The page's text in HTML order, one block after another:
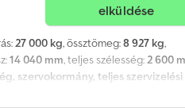
elküldése
27 000 kg, össztömeg:8 927 kg,
14 040 mm, teljes szélesség:2 600
szervokormány, teljes szervizelési
Tengelygyártó – SCB Teljes